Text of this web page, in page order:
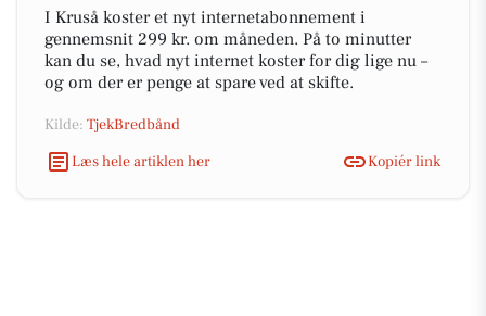
I Kruså koster et nyt internetabonnement i
gennemsnit 299 kr. om måneden. På to minutter
kan du se, hvad nyt internet koster for dig lige nu –
og om der er penge at spare ved at skifte.
Kilde: TjekBredbånd
Læs hele artiklen her
Kopiér link